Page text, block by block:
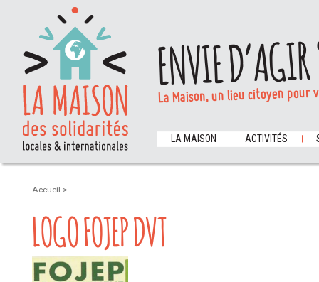
ENVIE
La Maison, un lieu citoyen
LA MAISON ACTIVITÉS
Accueil >
LOGO FOJEP DVT